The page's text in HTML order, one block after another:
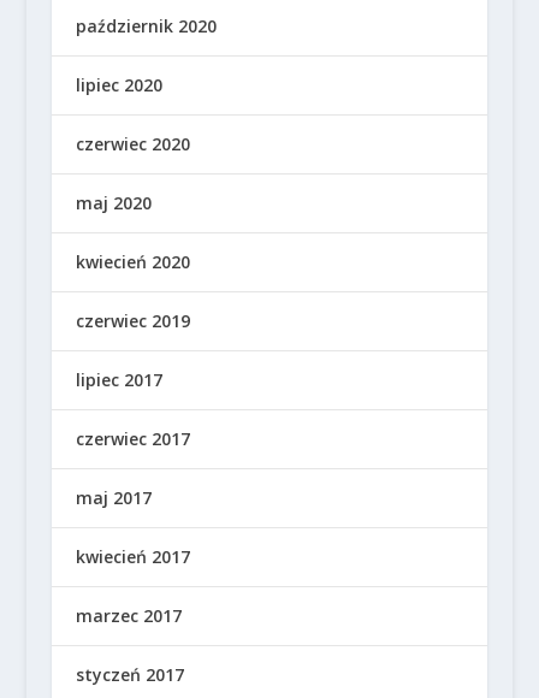
październik 2020
lipiec 2020
czerwiec 2020
maj 2020
kwiecień 2020
czerwiec 2019
lipiec 2017
czerwiec 2017
maj 2017
kwiecień 2017
marzec 2017
styczeń 2017